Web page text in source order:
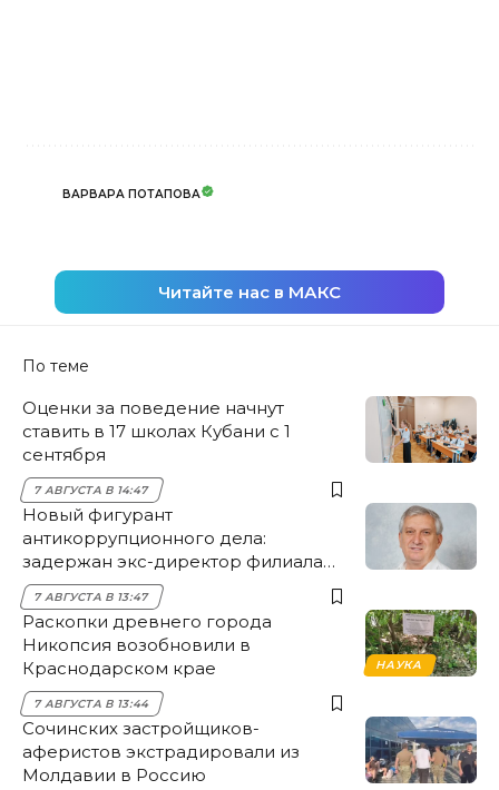
ВАРВАРА ПОТАПОВА
Читайте нас в МАКС
По теме
Оценки за поведение начнут
ставить в 17 школах Кубани с 1
сентября
7 АВГУСТА В 14:47
Новый фигурант
антикоррупционного дела:
задержан экс-директор филиала
НЭСК Крымска
7 АВГУСТА В 13:47
НАУКА
Раскопки древнего города
Никопсия возобновили в
Краснодарском крае
7 АВГУСТА В 13:44
Сочинских застройщиков-
аферистов экстрадировали из
Молдавии в Россию